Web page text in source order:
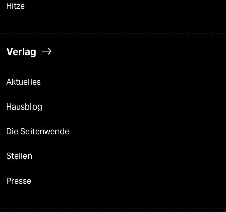
Hitze
Verlag
Aktuelles
Hausblog
Die Seitenwende
Stellen
Presse